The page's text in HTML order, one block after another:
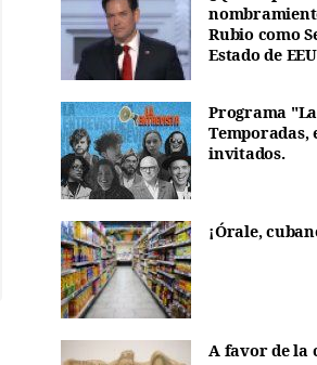
Rubio como
Estado de
Programa
Temporadas,
invitados.
¡Órale,
A favor de la